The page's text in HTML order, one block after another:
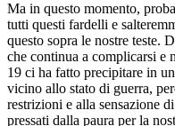
Ma in questo momento,
tutti questi fardelli e
questo sopra le nostre teste.
che continua a complicarsi e
19 ci ha fatto precipitare in
vicino allo stato di guerra,
restrizioni e alla sensazione
pressati dalla paura per la